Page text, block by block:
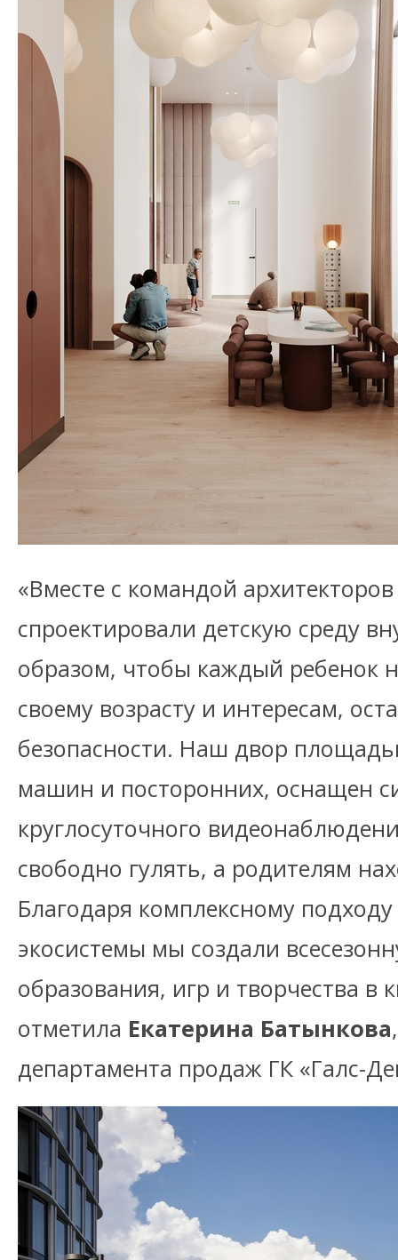
«Вместе с командой
спроектировали детскую среду
образом, чтобы каждый ребенок
своему возрасту и интересам,
безопасности. Наш двор
машин и посторонних, оснащен
круглосуточного
свободно гулять, а родителям
Благодаря комплексному
экосистемы мы создали
образования, игр и творчества
отметила Екатерина Батынкова
департамента продаж ГК «Галс-